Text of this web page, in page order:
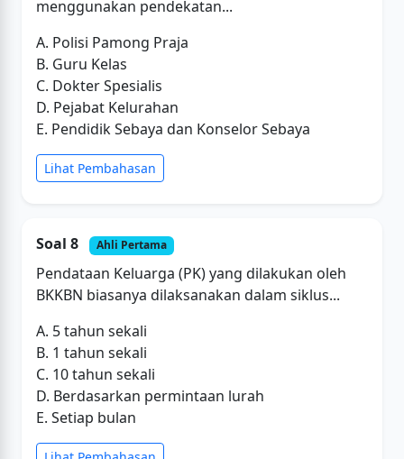
menggunakan pendekatan...
A. Polisi Pamong Praja
B. Guru Kelas
C. Dokter Spesialis
D. Pejabat Kelurahan
E. Pendidik Sebaya dan Konselor Sebaya
Lihat Pembahasan
Soal 8 Ahli Pertama
Pendataan Keluarga (PK) yang dilakukan oleh
BKKBN biasanya dilaksanakan dalam siklus...
A. 5 tahun sekali
B. 1 tahun sekali
C. 10 tahun sekali
D. Berdasarkan permintaan lurah
E. Setiap bulan